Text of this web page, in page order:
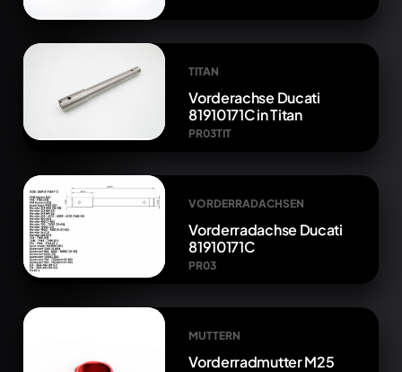
TITAN
Vorderachse Ducati
81910171C in Titan
PR03TIT
VORDERRADACHSEN
Vorderradachse Ducati
81910171C
PR03
MUTTERN
Vorderradmutter M25